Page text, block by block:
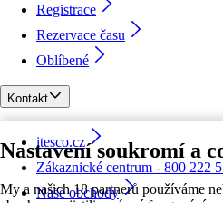
Nastavení soukromí a
My a našich 18 partnerů používáme
Registrace
Rezervace času
Oblíbené
Kontakt
itesco.cz
Zákaznické centrum - 800 222
Naše obchody